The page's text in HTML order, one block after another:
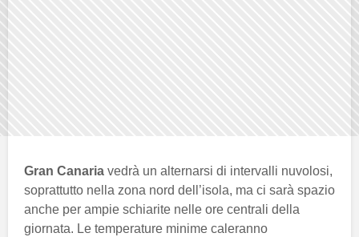
Gran Canaria vedrà un alternarsi di intervalli nuvolosi,
soprattutto nella zona nord dell’isola, ma ci sarà spazio
anche per ampie schiarite nelle ore centrali della
giornata. Le temperature minime caleranno